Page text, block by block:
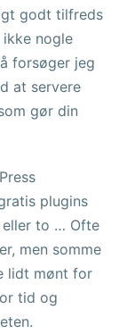
godt tilfreds
nogle
forsøger jeg
at servere
gør din
plugins
eller to … Ofte
men somme
lidt mønt for
tid og